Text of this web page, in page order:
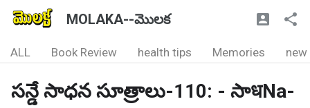
MOLAKA--మొలక
ALL Book Review health tips Memories new
సన్డే సాధన సూత్రాలు-110: - సాधNa-